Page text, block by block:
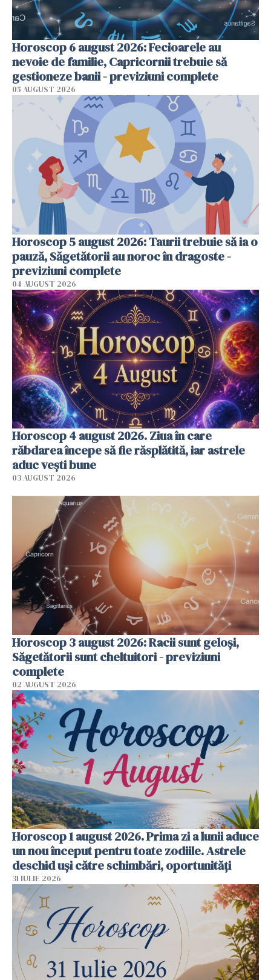
Horoscop 6 august 2026: Fecioarele au
nevoie de familie, Capricornii trebuie să
gestioneze banii - previziuni complete
05 AUGUST 2026
Horoscop 5 august 2026: Taurii trebuie să ia o
pauză, Săgetătorii au noroc în dragoste -
previziuni complete
04 AUGUST 2026
Horoscop 4 august 2026. Ziua în care
răbdarea începe să fie răsplătită, iar astrele
aduc vești bune
03 AUGUST 2026
Horoscop 3 august 2026: Racii sunt geloși,
Săgetătorii sunt cheltuitori - previziuni
complete
02 AUGUST 2026
Horoscop 1 august 2026. Prima zi a lunii aduce
un nou început pentru toate zodiile. Astrele
deschid uși către schimbări, oportunități
31 IULIE 2026